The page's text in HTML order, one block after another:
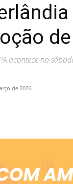
acontece no
de 2026